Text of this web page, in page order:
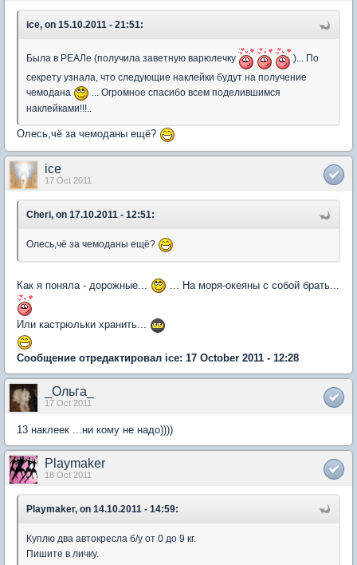
ice, on 15.10.2011 - 21:51:
Была в РЕАЛе (получила заветную варюлечку
)... По
секрету узнала, что следующие наклейки будут на получение
чемодана
... Огромное спасибо всем поделившимся
наклейками!!!..
Олесь,чё за чемоданы ещё?
ice
17 Oct 2011
Cheri, on 17.10.2011 - 12:51:
Олесь,чё за чемоданы ещё?
Как я поняла - дорожные... ... На моря-океяны с собой брать...
Или кастрюльки хранить...
Сообщение отредактировал ice: 17 October 2011 - 12:28
_Ольга_
17 Oct 2011
13 наклеек ...ни кому не надо))))
Playmaker
18 Oct 2011
Playmaker, on 14.10.2011 - 14:59:
Куплю два автокресла б/у от 0 до 9 кг.
Пишите в личку.